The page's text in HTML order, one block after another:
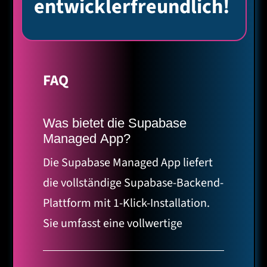
entwicklerfreundlich!
FAQ
Was bietet die Supabase
Managed App?
Die Supabase Managed App liefert
die vollständige Supabase-Backend-
Plattform mit 1-Klick-Installation.
Sie umfasst eine vollwertige